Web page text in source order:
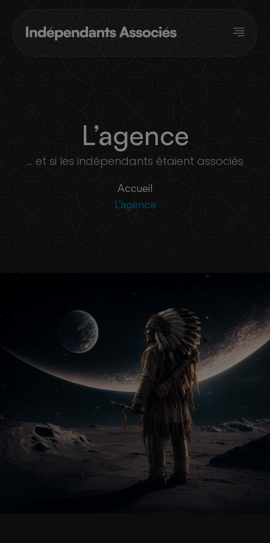
L’agence
... et si les indépendants étaient associés
Accueil
L’agence
Panneau de gestion des cookies